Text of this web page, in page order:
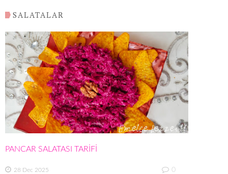
SALATALAR
PANCAR SALATASI TARİFİ
28 Dec 2025 0